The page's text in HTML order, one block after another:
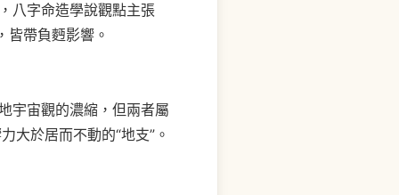
八字命造學說觀點主張
皆帶負麪影響。
宇宙觀的濃縮，但兩者屬
大於居而不動的“地支”。